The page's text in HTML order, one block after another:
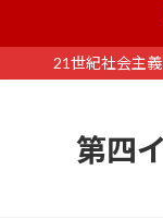
ン
ー
21世紀社会主
第四